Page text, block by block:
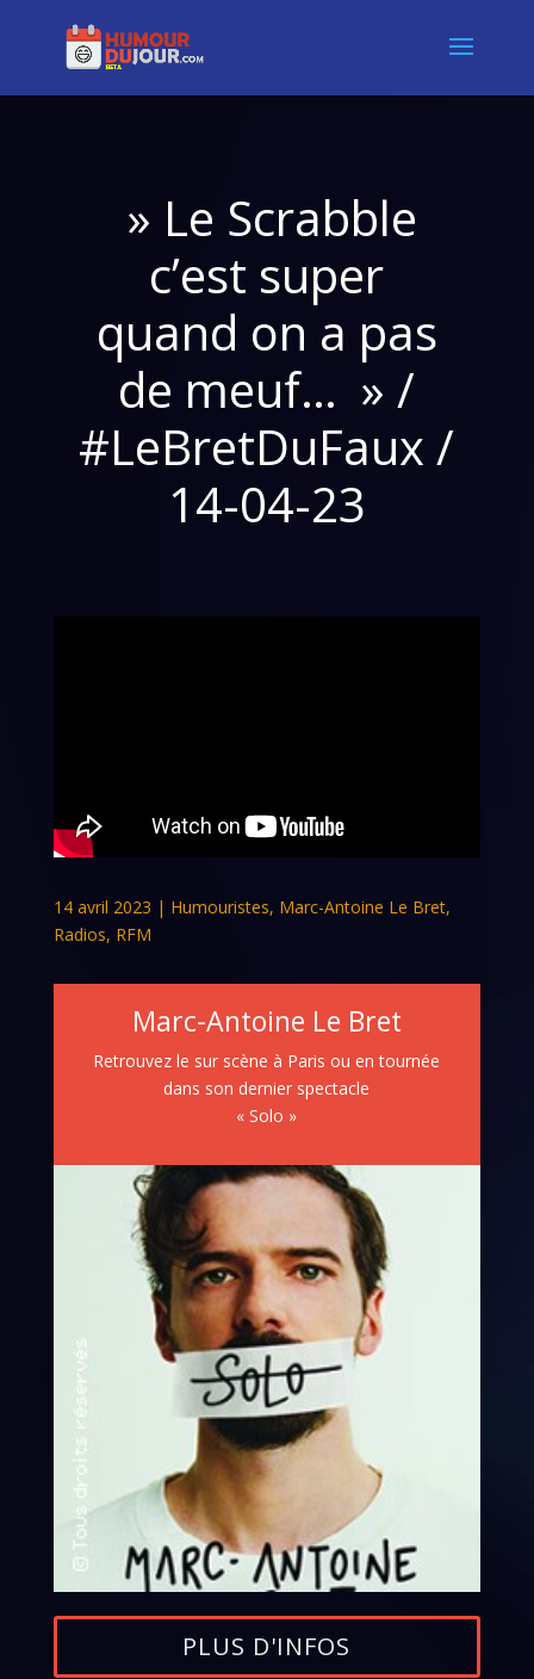
» Le Scrabble
c’est super
quand on a pas
de meuf… » /
#LeBretDuFaux /
14-04-23
14 avril 2023 | Humouristes, Marc-Antoine Le Bret,
Radios, RFM
Marc-Antoine Le Bret
Retrouvez le sur scène à Paris ou en tournée
dans son dernier spectacle
« Solo »
PLUS D'INFOS